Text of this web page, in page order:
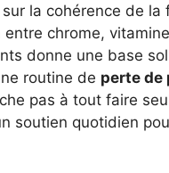
sur la cohérence de la
entre chrome,
donne une base
routine de perte de
pas à tout faire
soutien quotidien